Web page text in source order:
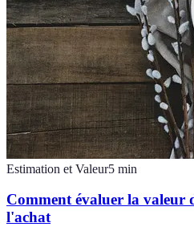
Estimation et Valeur5 min
Comment évaluer la valeur
l'achat